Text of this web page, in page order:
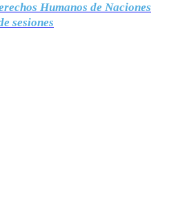
Humanos de Naciones
sesiones